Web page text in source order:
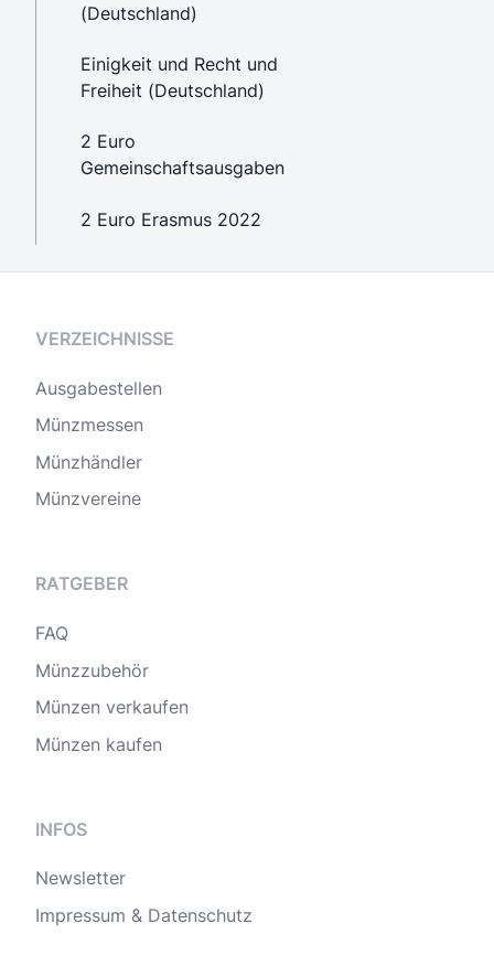
(Deutschland)
Einigkeit und Recht und
Freiheit (Deutschland)
2 Euro
Gemeinschaftsausgaben
2 Euro Erasmus 2022
VERZEICHNISSE
Ausgabestellen
Münzmessen
Münzhändler
Münzvereine
RATGEBER
FAQ
Münzzubehör
Münzen verkaufen
Münzen kaufen
INFOS
Newsletter
Impressum & Datenschutz